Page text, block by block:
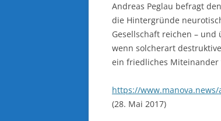
Andreas Peglau befragt
die Hintergründe
Gesellschaft reichen –
wenn solcherart
ein friedliches Miteinander
https://
(28. Mai 2017)